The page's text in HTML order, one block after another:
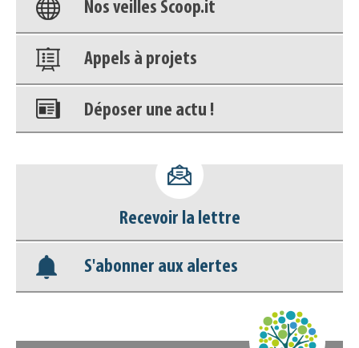
déconnecter)
Base documentaire
Nos veilles Scoop.it